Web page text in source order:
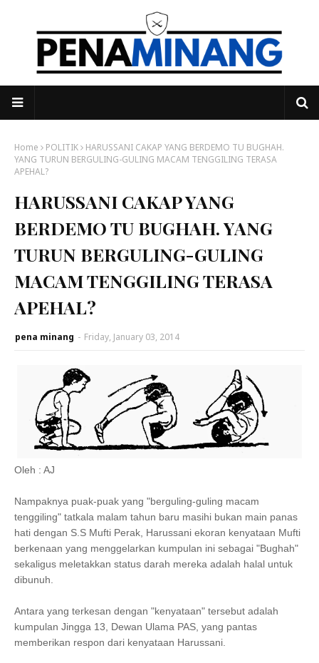
Home POLITIK
HARUSSANI CAKAP YANG BERDEMO TU BUGHAH.
YANG TURUN BERGULING-GULING MACAM TENGGILING TERASA
APEHAL?
HARUSSANI CAKAP YANG
BERDEMO TU BUGHAH. YANG
TURUN BERGULING-GULING
MACAM TENGGILING TERASA
APEHAL?
pena minang - Friday, January 03, 2014
Oleh : AJ
Nampaknya puak-puak yang "berguling-guling macam
tenggiling" tatkala malam tahun baru masihi bukan main panas
hati dengan S.S Mufti Perak, Harussani ekoran kenyataan Mufti
berkenaan yang menggelarkan kumpulan ini sebagai "Bughah"
sekaligus meletakkan status darah mereka adalah halal untuk
dibunuh.
Antara yang terkesan dengan "kenyataan" tersebut adalah
kumpulan Jingga 13, Dewan Ulama PAS, yang pantas
memberikan respon dari kenyataan Harussani.